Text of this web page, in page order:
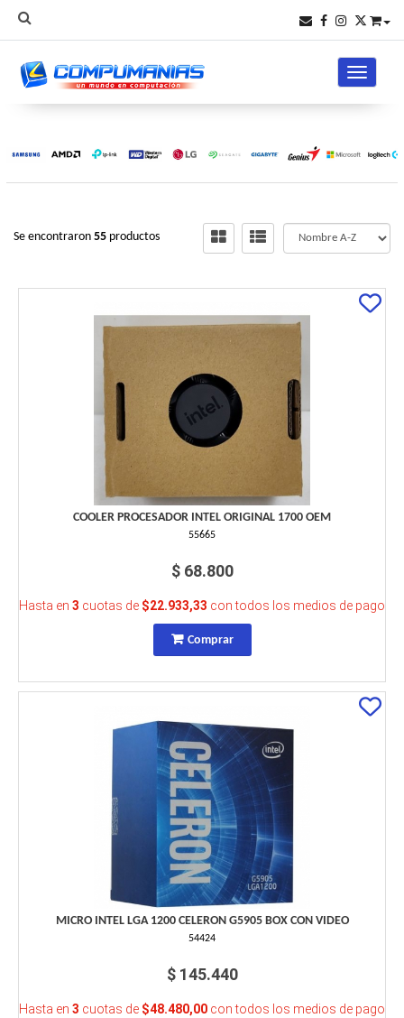
Toggle
Se encontraron 55 productos
COOLER PROCESADOR INTEL ORIGINAL 1700 OEM
55665
$ 68.800
Hasta en 3 cuotas de $22.933,33 con todos los medios de pago
Comprar
MICRO INTEL LGA 1200 CELERON G5905 BOX CON VIDEO
54424
$ 145.440
Hasta en 3 cuotas de $48.480,00 con todos los medios de pago